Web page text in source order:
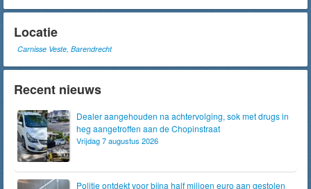
Locatie
Carnisse Veste, Barendrecht
Recent nieuws
Dealer aangehouden na achtervolging, sok met drugs in
heg aangetroffen aan de Chopinstraat
Vrijdag 7 augustus 2026
Politie ontdekt voor bijna half miljoen euro aan gestolen